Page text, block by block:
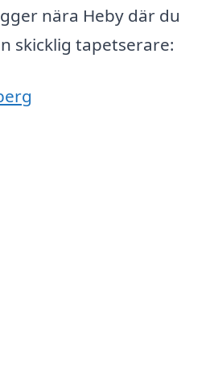
nära Heby där du
skicklig tapetserare: